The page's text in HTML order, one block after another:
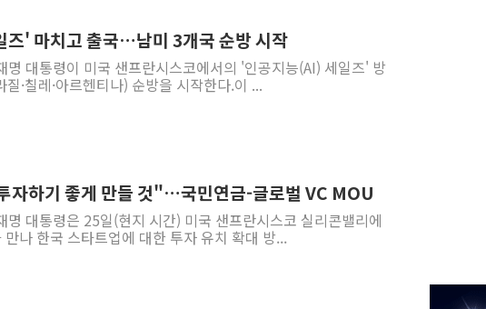
카드사 고객 유입 창구 된 '트래블카드'…휴가철 넘어
제나벨, 배우 공승연 브랜드 모델 발탁… 부산 광안서
트럼프 "이란전 조만간 끝날 것"…군수품 부족설 일
현대리바트, 원가 개선으로 실적 방어…다음 과제는 '
[금/유가] 이란의 호르무즈 해협 통항 제한 검토에
이란, 오만과 호르무즈 해협 재개방 합의 막바지.."
' 마치고 출국…남미 3개국 순방 시작
대통령이 미국 샌프란시스코에서의 '인공지능(AI) 세일즈' 방
·칠레·아르헨티나) 순방을 시작한다.이 ...
자하기 좋게 만들 것"…국민연금-글로벌 VC MOU
대통령은 25일(현지 시간) 미국 샌프란시스코 실리콘밸리에
나 한국 스타트업에 대한 투자 유치 확대 방...